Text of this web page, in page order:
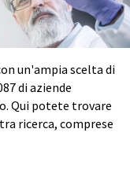
un'ampia scelta di
di aziende
Qui potete trovare
ricerca, comprese